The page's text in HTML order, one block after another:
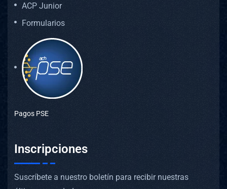
ACP Junior
Formularios
Pagos PSE
Inscripciones
Suscríbete a nuestro boletín para recibir nuestras